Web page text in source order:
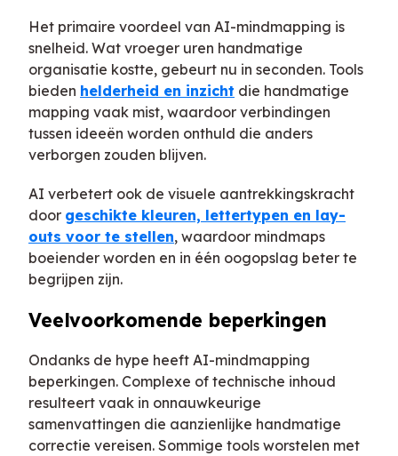
Het primaire voordeel van AI-mindmapping is
snelheid. Wat vroeger uren handmatige
organisatie kostte, gebeurt nu in seconden. Tools
bieden helderheid en inzicht die handmatige
mapping vaak mist, waardoor verbindingen
tussen ideeën worden onthuld die anders
verborgen zouden blijven.
AI verbetert ook de visuele aantrekkingskracht
door geschikte kleuren, lettertypen en lay-
outs voor te stellen, waardoor mindmaps
boeiender worden en in één oogopslag beter te
begrijpen zijn.
Veelvoorkomende beperkingen
Ondanks de hype heeft AI-mindmapping
beperkingen. Complexe of technische inhoud
resulteert vaak in onnauwkeurige
samenvattingen die aanzienlijke handmatige
correctie vereisen. Sommige tools worstelen met